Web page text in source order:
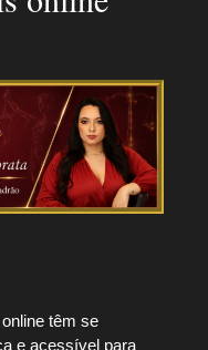
têm se
e acessível para